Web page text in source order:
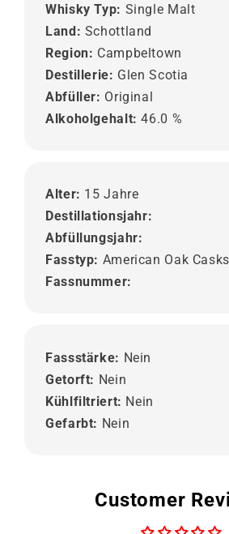
Whisky Typ: Single Malt
Land: Schottland
Region: Campbeltown
Destillerie: Glen Scotia
Abfüller: Original
Alkoholgehalt:46.0 %
Alter: 15 Jahre
Destillationsjahr:
Abfüllungsjahr:
Fasstyp: American Oak Casks
Fassnummer:
Fassstärke: Nein
Getorft: Nein
Kühlfiltriert: Nein
Gefarbt: Nein
Customer